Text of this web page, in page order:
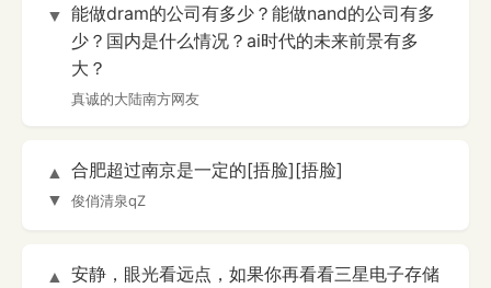
▼ 能做dram的公司有多少？能做nand的公司有多
少？国内是什么情况？ai时代的未来前景有多
大？
真诚的大陆南方网友
▲
▼
合肥超过南京是一定的[捂脸][捂脸]
俊俏清泉qZ
▲
安静，眼光看远点，如果你再看看三星电子存储